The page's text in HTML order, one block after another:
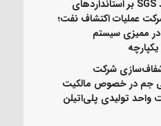
مهر تأیید SGS بر استانداردهای
عملیات اکتشاف نفت؛
ممیزی سیستم
شفاف‌سازی شرکت
جم در خصوص مالکیت
واحد تولیدی پلی‌اتیلن